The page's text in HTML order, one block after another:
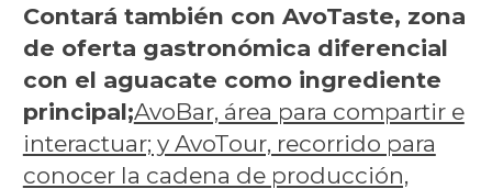
Contará también con AvoTaste, zona
de oferta gastronómica diferencial
con el aguacate como ingrediente
principal;AvoBar, área para compartir e
interactuar; y AvoTour, recorrido para
conocer la cadena de producción,